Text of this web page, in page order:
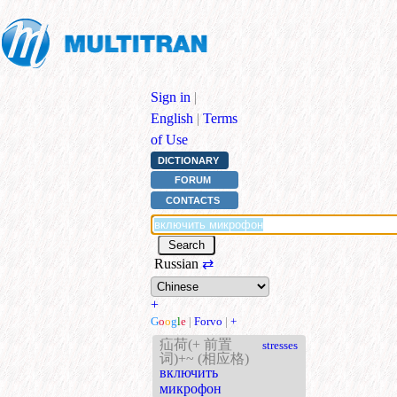
Sign in |
English | Terms
of Use
DICTIONARY
FORUM
CONTACTS
Russian ⇄
+
Google | Forvo | +
疝荷(+ 前置
词)+~ (相应格)
включить
микрофон
stresses